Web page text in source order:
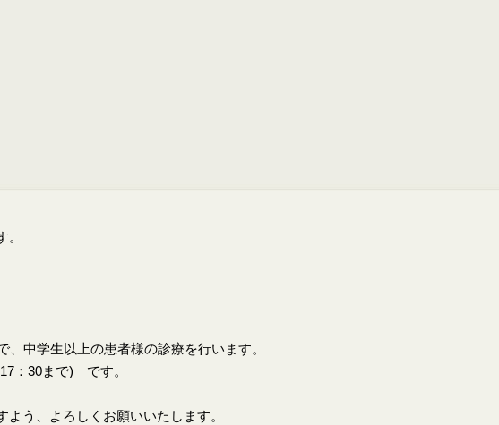
中学生以上の患者様の診療を行います。
：30まで) です。
よう、よろしくお願いいたします。